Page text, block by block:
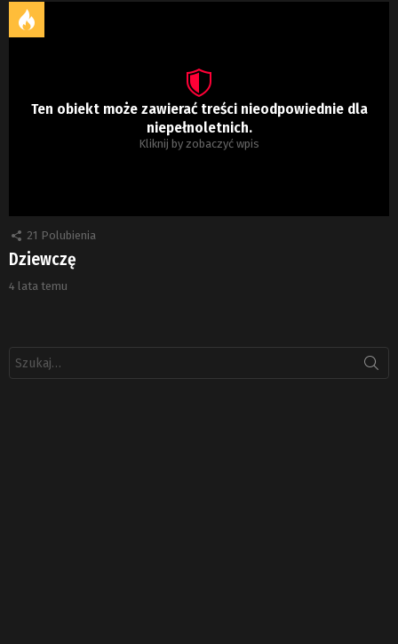
Ten obiekt może zawierać treści nieodpowiednie dla
niepełnoletnich.
Kliknij by zobaczyć wpis
21 Polubienia
Dziewczę
4 lata temu